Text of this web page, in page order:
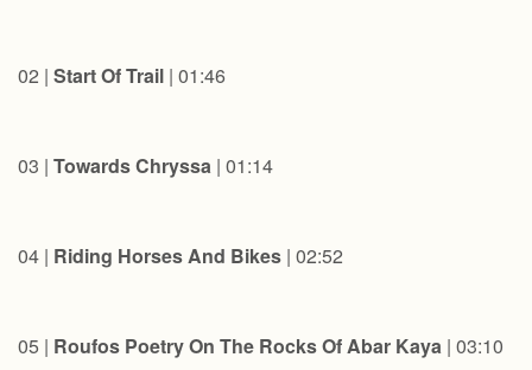
02 | Start Of Trail | 01:46
03 | Towards Chryssa | 01:14
04 | Riding Horses And Bikes | 02:52
05 | Roufos Poetry On The Rocks Of Abar Kaya | 03:10